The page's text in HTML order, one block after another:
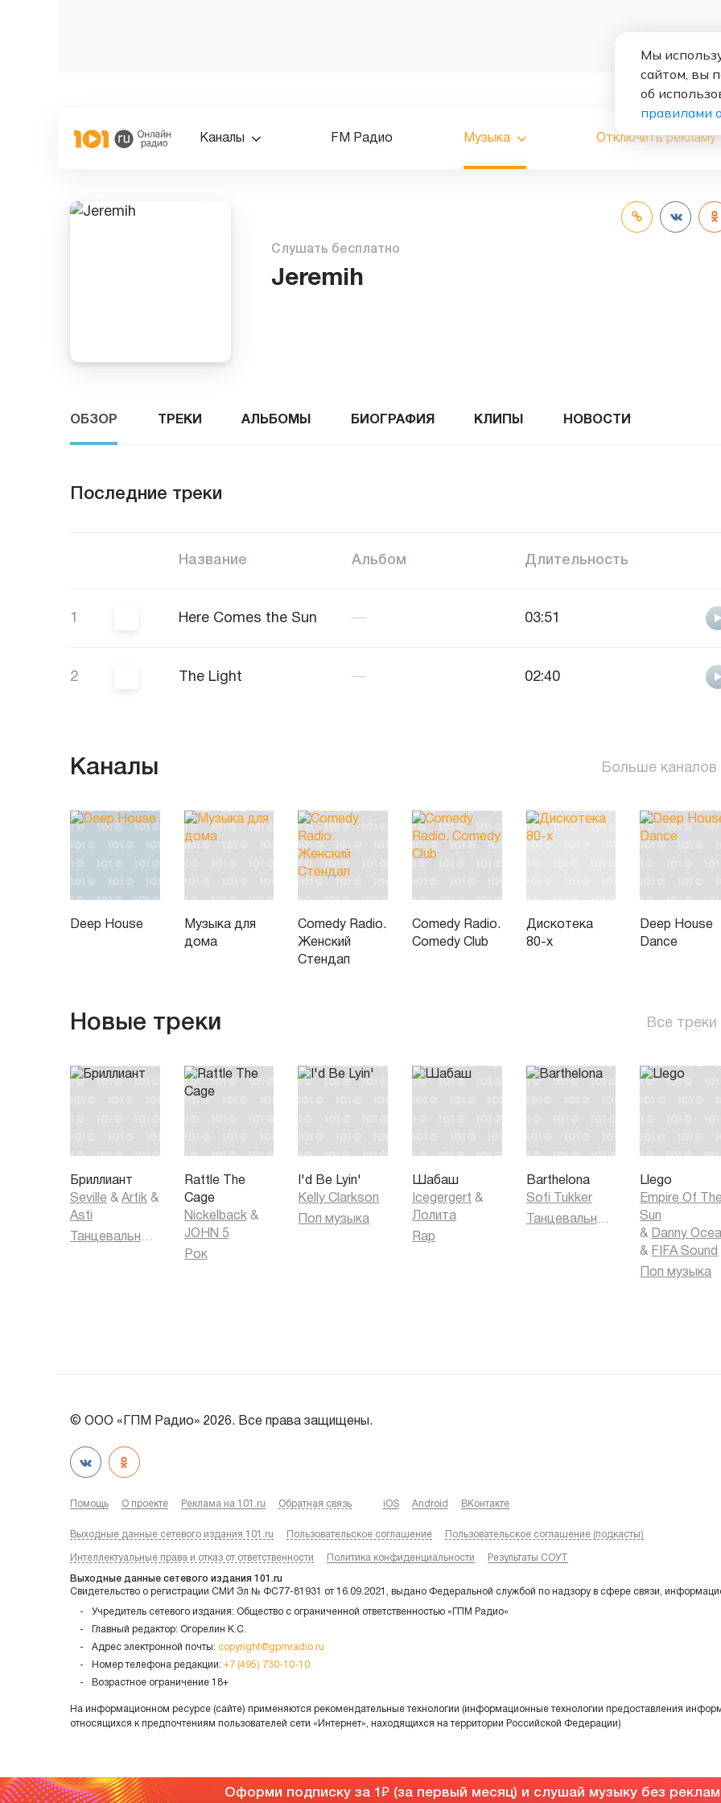
Каналы FM Радио Музыка Отключить рекламу
Слушать бесплатно
Jeremih
ОБЗОР ТРЕКИ АЛЬБОМЫ БИОГРАФИЯ КЛИПЫ НОВОСТИ
Последние треки
Название Альбом Длительность
1 Here Comes the Sun — 03:51
2 The Light — 02:40
Каналы Больше каналов
Deep House
Музыка для
дома
Comedy Radio.
Женский
Стендап
Comedy Radio.
Comedy Club
Дискотека
80-х
Deep House
Dance
Новые треки Все треки
Бриллиант
Seville & Artik &
Asti
Танцевальная музыка
Rattle The
Cage
Nickelback &
JOHN 5
Рок
I'd Be Lyin'
Kelly Clarkson
Поп музыка
Шабаш
Icegergert &
Лолита
Rap
Barthelona
Sofi Tukker
Танцевальная музыка
Llego
Empire Of
Sun
&
Danny
& FIFA Sound
Поп музыка
© ООО «ГПМ Радио» 2026. Все права защищены.
Помощь О проекте Реклама на 101.ru Обратная связь iOS Android ВКонтакте
Выходные данные сетевого издания 101.ru Пользовательское соглашение Пользовательское соглашение (подкасты)
Интеллектуальные права и отказ от ответственности Политика конфиденциальности Результаты СОУТ
Выходные данные сетевого издания 101.ru
Свидетельство о регистрации СМИ Эл № ФС77-81931 от 16.09.2021, выдано Федеральной службой по надзору в сфере связи,
Учредитель сетевого издания: Общество с ограниченной ответственностью «ГПМ Радио»
Главный редактор: Огорелин К.С.
Адрес электронной почты: copyright@gpmradio.ru
Номер телефона редакции: +7 (495) 730-10-10
Возрастное ограничение 18+
На информационном ресурсе (сайте) применяются рекомендательные технологии (информационные технологии предоставления
относящихся к предпочтениям пользователей сети «Интернет», находящихся на территории Российской Федерации)
Оформи подписку за 1 (за первый месяц) и слушай музыку без
Мы
сайтом, вы
об
правилами